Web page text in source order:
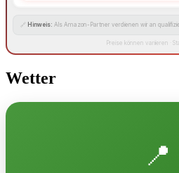
🔗 Hinweis: Als Amazon-Partner verdienen wir an
Preise können variieren ·
Wetter
📍